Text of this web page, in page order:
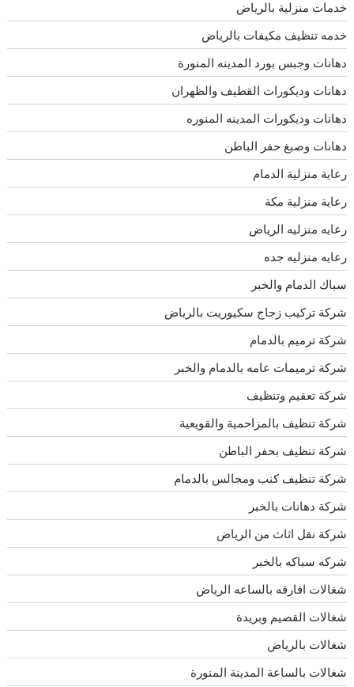
خدمات منزلية بالرياض
خدمه تنظيف مكيفات بالرياض
دهانات وجبس بورد المدينه المنورة
دهانات وديكورات القطيف والظهران
دهانات وديكورات المدينه المنوره
دهانات وصبغ حفر الباطن
رعاية منزلية الدمام
رعاية منزلية مكة
رعايه منزليه الرياض
رعايه منزليه جده
سباك الدمام والخبر
شركة تركيب زجاج سكيوريت بالرياض
شركة ترميم بالدمام
شركة ترميمات عامه بالدمام والخبر
شركة تعقيم وتنظيف
شركة تنظيف بالمزاحمية والقويعية
شركة تنظيف بحفر الباطن
شركة تنظيف كنب ومجالس بالدمام
شركة دهانات بالخبر
شركة نقل اثاث من الرياض
شركه سباكه بالخبر
شغالات افارقه بالساعه الرياض
شغالات القصيم وبريدة
شغالات بالرياض
شغالات بالساعة المدينة المنورة